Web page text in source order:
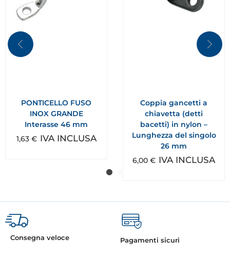
PONTICELLO FUSO
INOX GRANDE
Interasse 46 mm
1,63 € IVA INCLUSA
Coppia gancetti a
chiavetta (detti
bacetti) in nylon –
Lunghezza del singolo
26 mm
6,00 € IVA INCLUSA
Consegna veloce Pagamenti sicuri